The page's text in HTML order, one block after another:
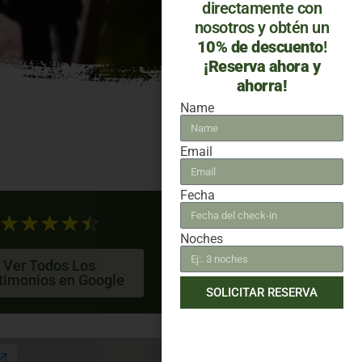
☆☆☆☆
Ver Todos Los
en Google
directamente con
nosotros y obtén un
10% de descuento!
¡Reserva ahora y
ahorra!
Name
Email
Fecha
Noches
SOLICITAR RESERVA